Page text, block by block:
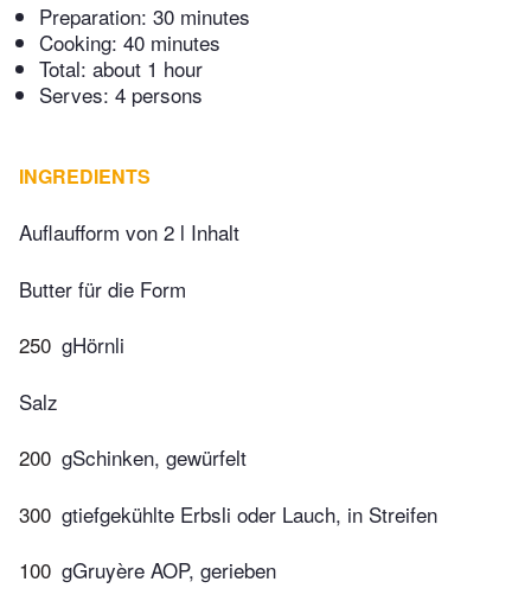
Preparation: 30 minutes
Cooking: 40 minutes
Total: about 1 hour
Serves: 4 persons
INGREDIENTS
Auflaufform von 2 l Inhalt
Butter für die Form
250 gHörnli
Salz
200 gSchinken, gewürfelt
300 gtiefgekühlte Erbsli oder Lauch, in Streifen
100 gGruyère AOP, gerieben